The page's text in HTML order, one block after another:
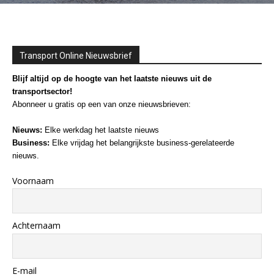
Transport Online Nieuwsbrief
Blijf altijd op de hoogte van het laatste nieuws uit de
transportsector!
Abonneer u gratis op een van onze nieuwsbrieven:
Nieuws: Elke werkdag het laatste nieuws
Business: Elke vrijdag het belangrijkste business-gerelateerde
nieuws.
Voornaam
Achternaam
E-mail